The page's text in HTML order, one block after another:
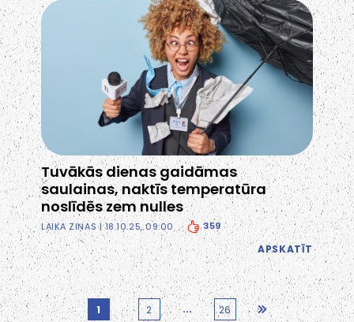
Tuvākās dienas gaidāmas
saulainas, naktīs temperatūra
noslīdēs zem nulles
LAIKA ZIŅAS| 18.10.25, 09:00 359
APSKATĪT
1 2 ... 26